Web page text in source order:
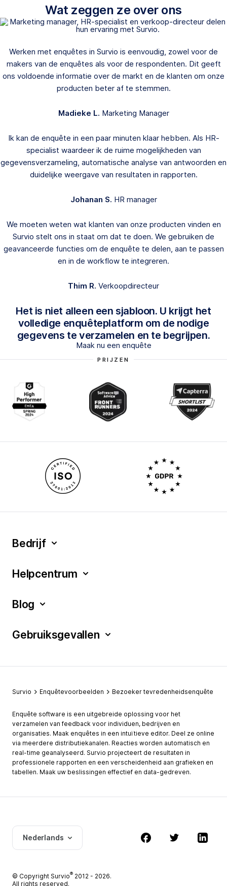
Wat zeggen ze over ons
Werken met enquêtes in Survio is eenvoudig, zowel voor de
makers van de enquêtes als voor de respondenten. Dit geeft
ons voldoende informatie over de markt en de klanten om onze
producten beter af te stemmen.
Madieke L. Marketing Manager
Ik kan de enquête in een paar minuten klaar hebben. Als HR-
specialist waardeer ik de ruime mogelijkheden van
gegevensverzameling, automatische analyse van antwoorden en
duidelijke weergave van resultaten in rapporten.
Johanan S. HR manager
We moeten weten wat klanten van onze producten vinden en
Survio stelt ons in staat om dat te doen. We gebruiken de
geavanceerde functies om de enquête te delen, aan te passen
en in de workflow te integreren.
Thim R. Verkoopdirecteur
Het is niet alleen een sjabloon. U krijgt het
volledige enquêteplatform om de nodige
gegevens te verzamelen en te begrijpen.
Maak nu een enquête
PRIJZEN
Bedrijf
Helpcentrum
Blog
Gebruiksgevallen
Survio Enquêtevoorbeelden Bezoeker tevredenheidsenquête
Enquête software is een uitgebreide oplossing voor het
verzamelen van feedback voor individuen, bedrijven en
organisaties. Maak enquêtes in een intuïtieve editor. Deel ze online
via meerdere distributiekanalen. Reacties worden automatisch en
real-time geanalyseerd. Survio projecteert de resultaten in
professionele rapporten en een verscheidenheid aan grafieken en
tabellen. Maak uw beslissingen effectief en data-gedreven.
Nederlands
© Copyright Survio® 2012 - 2026.
All rights reserved.